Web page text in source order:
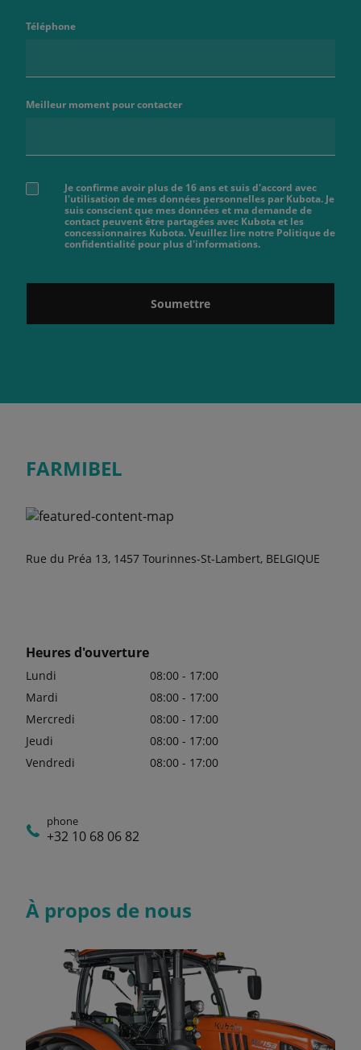
Téléphone
Meilleur moment pour contacter
Je confirme avoir plus de 16 ans et suis d'accord avec
l'utilisation de mes données personnelles par Kubota. Je
suis conscient que mes données et ma demande de
contact peuvent être partagées avec Kubota et les
concessionnaires Kubota. Veuillez lire notre Politique de
confidentialité pour plus d'informations.
Soumettre
FARMIBEL
Rue du Préa 13, 1457 Tourinnes-St-Lambert, BELGIQUE
Heures d'ouverture
Lundi
08:00 - 17:00
Mardi
08:00 - 17:00
Mercredi
08:00 - 17:00
Jeudi
08:00 - 17:00
Vendredi
08:00 - 17:00
phone
+32 10 68 06 82
À propos de nous